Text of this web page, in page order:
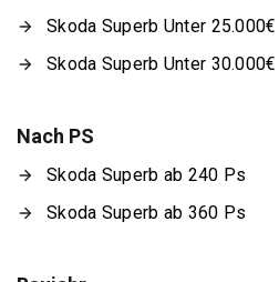
Skoda Superb Unter 25.000€
Skoda Superb Unter 30.000€
Nach PS
Skoda Superb ab 240 Ps
Skoda Superb ab 360 Ps